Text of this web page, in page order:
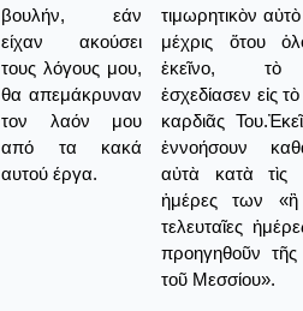
βουλήν, εάν
είχαν ακούσει
τους λόγους μου,
θα απεμάκρυναν
τον λαόν μου
από τα κακά
αυτού έργα.
τιμωρητικὸν
μέχρις ὅτου
ἐκεῖνο, τὸ
ἐσχεδίασεν εἰς
καρδιᾶς
ἐννοήσουν
αὐτὰ κατὰ τὶς
ἡμέρες των «ἢ
τελευταῖες
προηγηθοῦν
τοῦ Μεσσίου».